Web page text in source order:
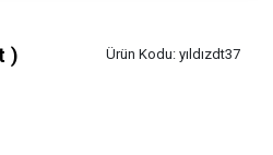
) Ürün Kodu: yıldızdt37